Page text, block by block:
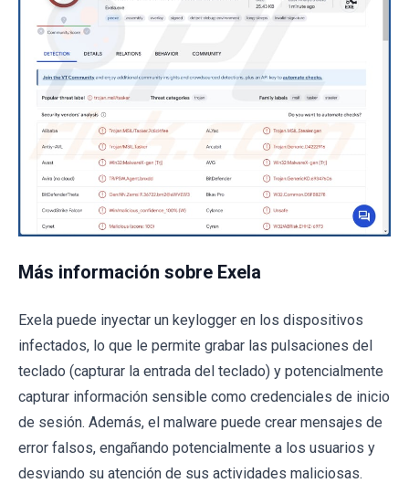
Más información sobre Exela
Exela puede inyectar un keylogger en los dispositivos
infectados, lo que le permite grabar las pulsaciones del
teclado (capturar la entrada del teclado) y potencialmente
capturar información sensible como credenciales de inicio
de sesión. Además, el malware puede crear mensajes de
error falsos, engañando potencialmente a los usuarios y
desviando su atención de sus actividades maliciosas.